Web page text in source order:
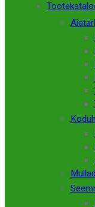
Mullad